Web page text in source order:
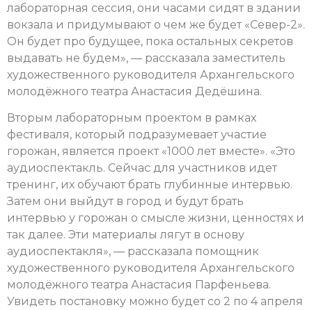
лабораторная сессия, они часами сидят в здании
вокзала и придумывают о чем же будет «Север-2».
Он будет про будущее, пока остальных секретов
выдавать не будем», — рассказала заместитель
художественного руководителя Архангельского
молодёжного театра Анастасия Дедёшина.
Вторым лабораторным проектом в рамках
фестиваля, который подразумевает участие
горожан, является проект «1000 лет вместе». «Это
аудиоспектакль. Сейчас для участников идет
тренинг, их обучают брать глубинные интервью.
Затем они выйдут в город и будут брать
интервью у горожан о смысле жизни, ценностях и
так далее. Эти материалы лягут в основу
аудиоспектакля», — рассказала помощник
художественного руководителя Архангельского
молодёжного театра Анастасия Парфеньева.
Увидеть постановку можно будет со 2 по 4 апреля